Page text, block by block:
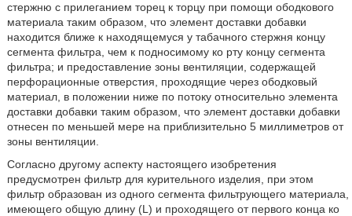
стержню с прилеганием торец к торцу при помощи ободкового
материала таким образом, что элемент доставки добавки
находится ближе к находящемуся у табачного стержня концу
сегмента фильтра, чем к подносимому ко рту концу сегмента
фильтра; и предоставление зоны вентиляции, содержащей
перфорационные отверстия, проходящие через ободковый
материал, в положении ниже по потоку относительно элемента
доставки добавки таким образом, что элемент доставки добавки
отнесен по меньшей мере на приблизительно 5 миллиметров от
зоны вентиляции.
Согласно другому аспекту настоящего изобретения
предусмотрен фильтр для курительного изделия, при этом
фильтр образован из одного сегмента фильтрующего материала,
имеющего общую длину (L) и проходящего от первого конца ко